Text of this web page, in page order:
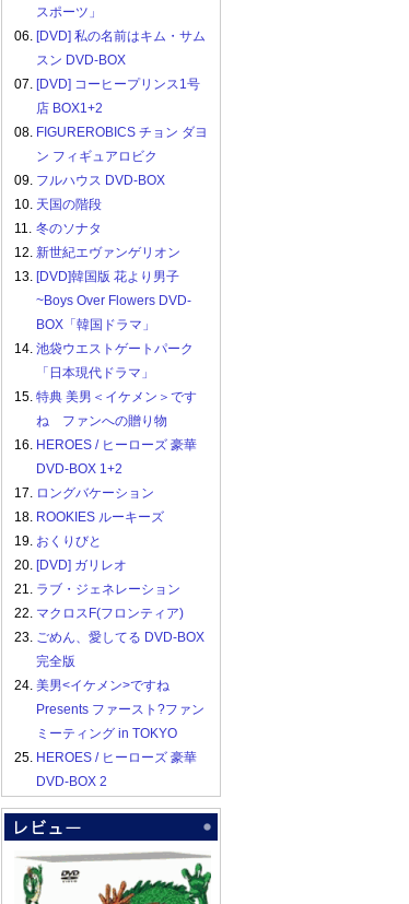
スポーツ」
06. [DVD] 私の名前はキム・サム
スン DVD-BOX
07. [DVD] コーヒープリンス1号
店 BOX1+2
08. FIGUREROBICS チョン ダヨ
ン フィギュアロビク
09. フルハウス DVD-BOX
10. 天国の階段
11. 冬のソナタ
12. 新世紀エヴァンゲリオン
13. [DVD]韓国版 花より男子
~Boys Over Flowers DVD-
BOX「韓国ドラマ」
14. 池袋ウエストゲートパーク
「日本現代ドラマ」
15. 特典 美男＜イケメン＞です
ね ファンへの贈り物
16. HEROES / ヒーローズ 豪華
DVD-BOX 1+2
17. ロングバケーション
18. ROOKIES ルーキーズ
19. おくりびと
20. [DVD] ガリレオ
21. ラブ・ジェネレーション
22. マクロスF(フロンティア)
23. ごめん、愛してる DVD-BOX
完全版
24. 美男<イケメン>ですね
Presents ファースト?ファン
ミーティング in TOKYO
25. HEROES / ヒーローズ 豪華
DVD-BOX 2